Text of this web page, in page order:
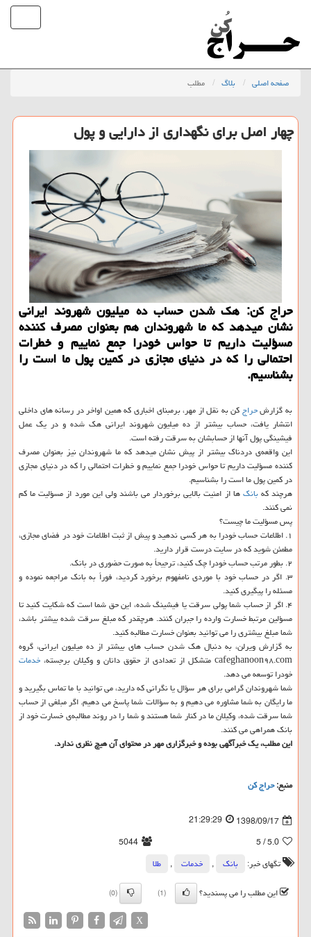
صفحه اصلی بلاگ مطلب
چهار اصل برای نگهداری از دارایی و پول
حراج كن: هك شدن حساب ده میلیون شهروند ایرانی
نشان میدهد كه ما شهروندان هم بعنوان مصرف كننده
مسؤلیت داریم تا حواس خودرا جمع نماییم و خطرات
احتمالی را كه در دنیای مجازی در كمین پول ما است را
بشناسیم.
به گزارشحراجكن به نقل از مهر، برمبنای اخباری كه همین اواخر در رسانه های داخلی
انتشار یافت، حساب بیشتر از ده میلیون شهروند ایرانی هك شده و در یك عمل
فیشینگی پول آنها از حسابشان به سرقت رفته است.
این واقعه‌ی دردناك بیشتر از پیش نشان میدهد كه ما شهروندان نیز بعنوان مصرف
كننده مسؤلیت داریم تا حواس خودرا جمع نماییم و خطرات احتمالی را كه در دنیای مجازی
در كمین پول ما است را بشناسیم.
هرچند كهبانكها از امنیت بالایی برخوردار می باشند ولی این مورد از مسؤلیت ما كم
نمی كنند.
پس مسؤلیت ما چیست؟
۱. اطلاعات حساب خودرا به هر كسی ندهید و پیش از ثبت اطلاعات خود در فضای مجازی،
مطمئن شوید كه در سایت درست قرار دارید.
۲. بطور مرتب حساب خودرا چك كنید، ترجیحاً به صورت حضوری در بانك.
۳. اگر در حساب خود با موردی نامفهوم برخورد كردید، فوراً به بانك مراجعه نموده و
مسئله را پیگیری كنید.
۴. اگر از حساب شما پولی سرقت یا فیشینگ شده، این حق شما است كه شكایت كنید تا
مسؤلین مرتبط خسارت وارده را جبران كنند. هرچقدر كه مبلغ سرقت شده بیشتر باشد،
شما مبلغ بیشتری را می توانید بعنوان خسارت مطالبه كنید.
به گزارش ویرلن، به دنبال هك شدن حساب های بیشتر از ده میلیون ایرانی، گروه
cafeghanoon۹۸.com متشكل از تعدادی از حقوق دانان و وكیلان برجسته،
خدمات
خودرا توسعه می دهد.
شما شهروندان گرامی برای هر سؤال یا نگرانی كه دارید، می توانید با ما تماس بگیرید و
ما رایگان به شما مشاوره می دهیم و به سؤالات شما پاسخ می دهیم. اگر مبلغی از حساب
شما سرقت شده، وكیلان ما در كنار شما هستند و شما را در روند مطالبه‌ی خسارت خود از
بانك همراهی می كنند.
این مطلب، یك خبرآگهی بوده و خبرگزاری مهر در محتوای آن هیچ نظری ندارد.
منبع:حراج كن
1398/09/17
21:29:29
5.0
/ 5
5044
تگهای خبر:
بانك , خدمات ,
طلا
این مطلب را می پسندید؟
(1)
(0)
X